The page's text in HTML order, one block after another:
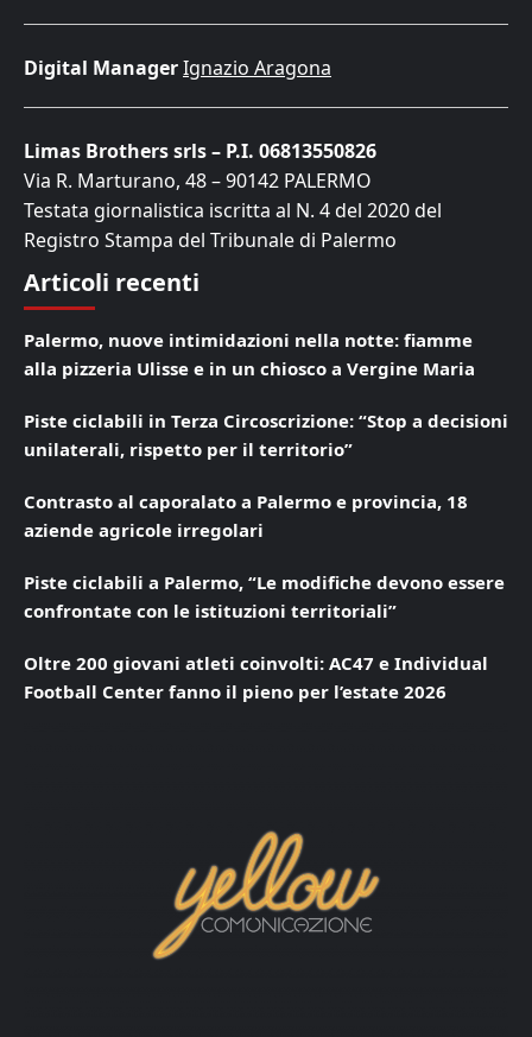
Digital ManagerIgnazio Aragona
Limas Brothers srls – P.I. 06813550826
Via R. Marturano, 48 – 90142 PALERMO
Testata giornalistica iscritta al N. 4 del 2020 del
Registro Stampa del Tribunale di Palermo
Articoli recenti
Palermo, nuove intimidazioni nella notte: fiamme
alla pizzeria Ulisse e in un chiosco a Vergine Maria
Piste ciclabili in Terza Circoscrizione: “Stop a decisioni
unilaterali, rispetto per il territorio”
Contrasto al caporalato a Palermo e provincia, 18
aziende agricole irregolari
Piste ciclabili a Palermo, “Le modifiche devono essere
confrontate con le istituzioni territoriali”
Oltre 200 giovani atleti coinvolti: AC47 e Individual
Football Center fanno il pieno per l’estate 2026